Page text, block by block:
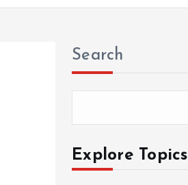
Search
Explore Topics